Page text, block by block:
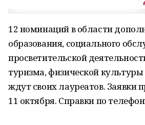
12 номинаций в области
образования, социального
просветительской
туризма, физической
ждут своих лауреатов. Заявки
11 октября. Справки по